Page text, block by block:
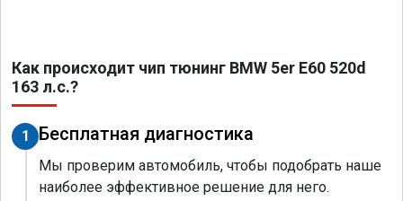
Как происходит чип тюнинг BMW 5er E60 520d
163 л.с.?
1 Бесплатная диагностика
Мы проверим автомобиль, чтобы подобрать наше
наиболее эффективное решение для него.